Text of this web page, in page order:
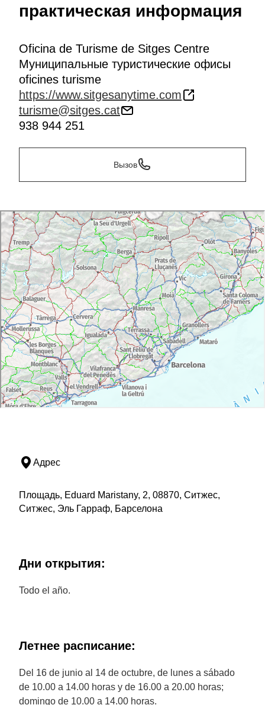
практическая информация
Oficina de Turisme de Sitges Centre
Муниципальные туристические офисы
oficines turisme
https://www.sitgesanytime.com
turisme@sitges.cat
938 944 251
Вызов
Адрес
Площадь, Eduard Maristany, 2, 08870, Ситжес,
Ситжес, Эль Гарраф, Барселона
Дни открытия:
Todo el año.
Летнее расписание:
Del 16 de junio al 14 de octubre, de lunes a sábado
de 10.00 a 14.00 horas y de 16.00 a 20.00 horas;
domingo de 10.00 a 14.00 horas.